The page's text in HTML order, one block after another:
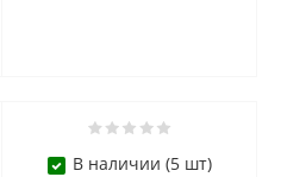
В наличии (5 шт)